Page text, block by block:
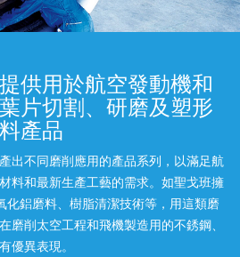
供用於航空發動機和
片切割、研磨及塑形
產品
出不同磨削應用的產品系列，以滿足航
料和最新生產工藝的需求。如聖戈班擁
化鋁磨料、樹脂清潔技術等，用這類磨
磨削太空工程和飛機製造用的不銹鋼、
優異表現。